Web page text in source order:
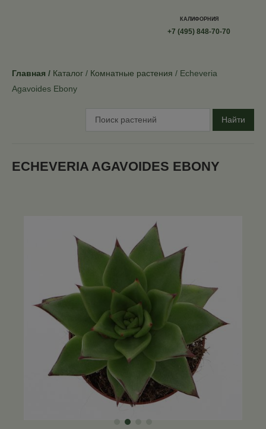
КАЛИФОРНИЯ
+7 (495) 848-70-70
Главная Каталог Комнатные растения
Echeveria
Agavoides Ebony
Найти
ECHEVERIA AGAVOIDES EBONY